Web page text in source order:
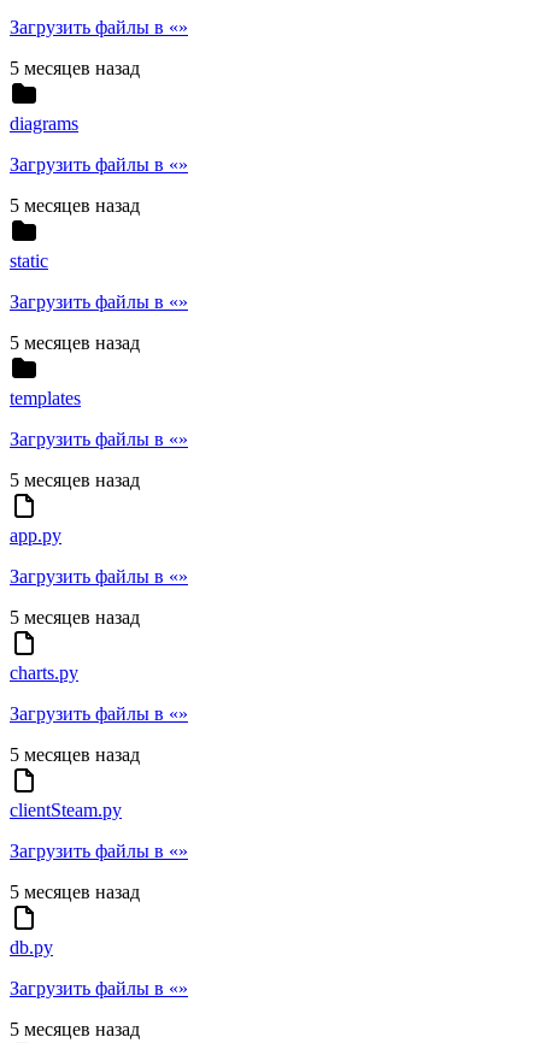
Загрузить файлы в «»
5 месяцев назад
diagrams
Загрузить файлы в «»
5 месяцев назад
static
Загрузить файлы в «»
5 месяцев назад
templates
Загрузить файлы в «»
5 месяцев назад
app.py
Загрузить файлы в «»
5 месяцев назад
charts.py
Загрузить файлы в «»
5 месяцев назад
clientSteam.py
Загрузить файлы в «»
5 месяцев назад
db.py
Загрузить файлы в «»
5 месяцев назад